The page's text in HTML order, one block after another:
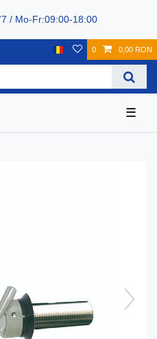
/ Mo-Fr:09:00-18:00
0 0,00 RON
☰